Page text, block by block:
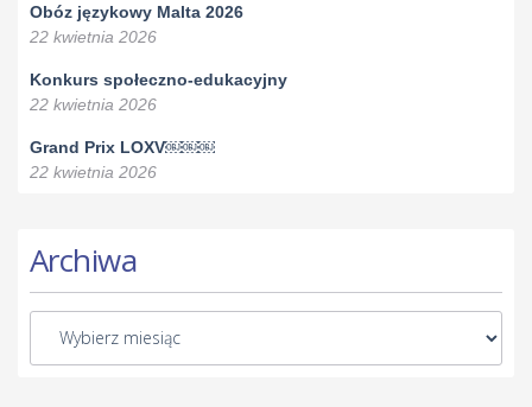
Obóz językowy Malta 2026
22 kwietnia 2026
Konkurs społeczno-edukacyjny
22 kwietnia 2026
Grand Prix LOXV￼￼￼
22 kwietnia 2026
Archiwa